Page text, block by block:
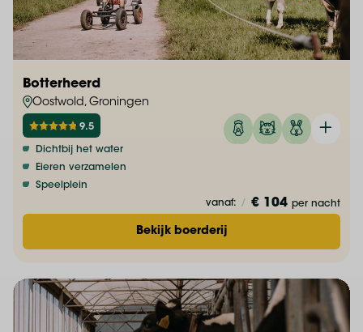
Botterheerd
Oostwold, Groningen
9.5
Dichtbij het water
Eieren verzamelen
Speelplein
vanaf: / € 104 per nacht
Bekijk boerderij